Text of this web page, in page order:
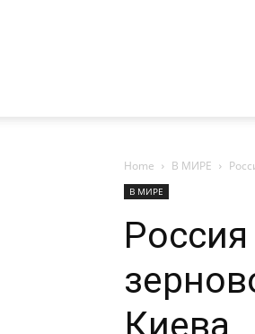
Home В МИРЕ
В МИРЕ
Киева